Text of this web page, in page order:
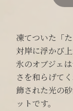
凍てついた「
対岸に浮かび
氷のオブジェ
さを和らげて
飾された光の
ットです。